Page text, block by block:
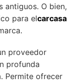
antiguos. O bien,
para elcarcasa
proveedor
profunda
Permite ofrecer